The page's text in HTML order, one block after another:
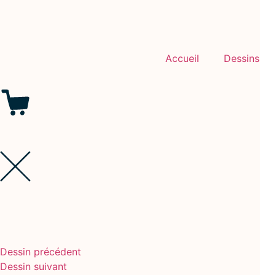
Accueil Dessins
Dessin précédent
Dessin suivant